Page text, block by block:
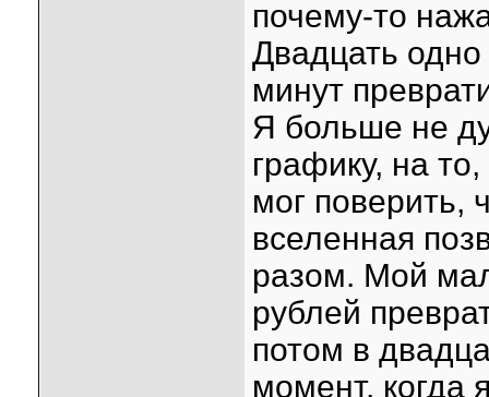
почему-то
Двадцать
минут
Я больше не
графику, на
мог поверить,
вселенная
разом. Мой
рублей
потом в
момент, когда